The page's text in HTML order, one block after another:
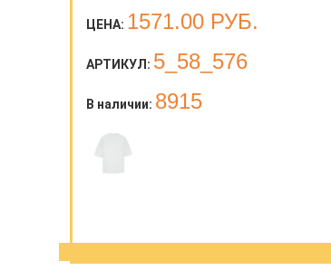
ЦЕНА: 1571.00 РУБ.
АРТИКУЛ: 5_58_576
В наличии: 8915